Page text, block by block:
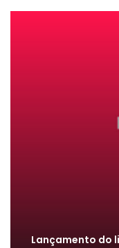
Lançamento do